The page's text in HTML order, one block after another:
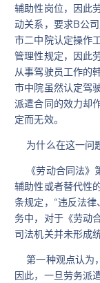
辅助性岗位，因此
动关系，要求B公
市二中院认定操作
管理性规定，因此
从事驾驶员工作的
市中院虽然认定驾
派遣合同的效力却
定而无效。
为什么在这一问
《劳动合同法》
辅助性或者替代性
条规定，“违反法
务中，对于《劳动
司法机关并未形成
第一种观点认为
因此，一旦劳务派